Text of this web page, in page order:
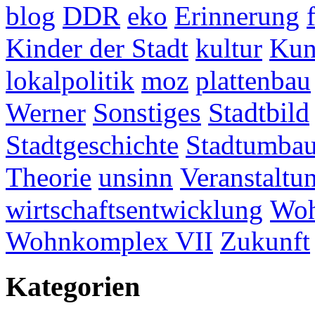
blog DDR eko Erinnerung
Kinder der Stadt kultur
lokalpolitik moz plattenbau
Werner Sonstiges Stadtbild
Stadtgeschichte
Theorie unsinn
wirtschaftsentwicklung
Wohnkomplex VII Zukunft
Kategorien